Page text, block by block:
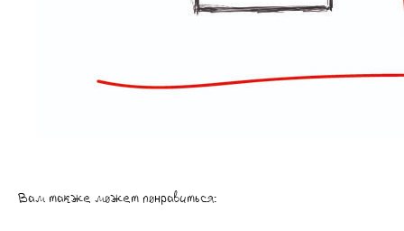
Вам также может понравиться: